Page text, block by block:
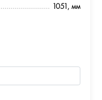
1051, мм